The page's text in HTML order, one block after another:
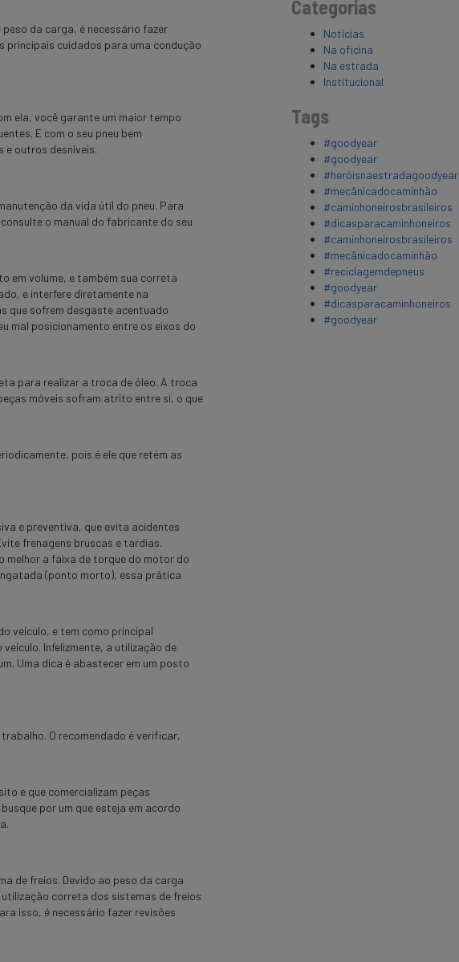
da carga, é necessário fazer
principais cuidados para uma condução
ela, você garante um maior tempo
E com o seu pneu bem
e outros desníveis.
da vida útil do pneu. Para
o manual do fabricante do seu
em volume, e também sua correta
e interfere diretamente na
que sofrem desgaste acentuado
mal posicionamento entre os eixos do
para realizar a troca de óleo. A troca
móveis sofram atrito entre si, o que
pois é ele que retém as
e preventiva, que evita acidentes
frenagens bruscas e tardias.
melhor a faixa de torque do motor do
(ponto morto), essa prática
veículo, e tem como principal
Infelizmente, a utilização de
Uma dica é abastecer em um posto
O recomendado é verificar,
e que comercializam peças
por um que esteja em acordo
de freios. Devido ao peso da carga
correta dos sistemas de freios
isso, é necessário fazer revisões
Categorias
Notícias
Na oficina
Na estrada
Institucional
Tags
#goodyear
#goodyear
#heróisnaestradagoodyear
#mecânicadocaminhão
#caminhoneirosbrasileiros
#dicasparacaminhoneiros
#caminhoneirosbrasileiros
#mecânicadocaminhão
#reciclagemdepneus
#goodyear
#dicasparacaminhoneiros
#goodyear